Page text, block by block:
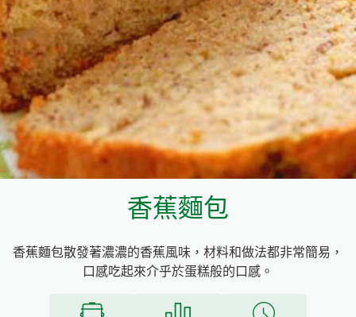
多國料理
料理種類
家樂牌濃湯寶
家樂牌雞汁
家樂牌快熟通心粉
家樂牌鮮露
家樂牌雞湯粒
家樂牌純鮮清雞湯
愛環境食材食譜
愛環境食材篩選條件
香蕉麵包
香蕉麵包散發著濃濃的香蕉風味，材料和做法都非常簡易，
口感吃起來介乎於蛋糕般的口感。